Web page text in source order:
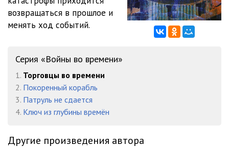
013 21:35
015
016
017
возвращаться в прошлое и
менять ход событий.
Серия «Войны во времени»
1. Торговцы во времени
2. Покоренный корабль
3. Патруль не сдается
4. Ключ из глубины времён
Другие произведения автора